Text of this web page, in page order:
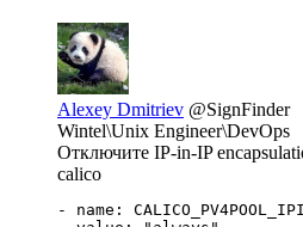
Alexey Dmitriev @SignFinder
Wintel\Unix Engineer\DevOps
Отключите IP-in-IP
calico
- name: